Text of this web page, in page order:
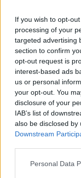
If you wish to opt-
processing of your
targeted advertising
section to confirm
opt-out request is
interest-based ads
us or personal
your opt-out. You
disclosure of your
IAB’s list of
also be disclosed
Downstream
Personal Data
wciąż
Nie
obserwuj
Więcej:
Donald Tusk
Karol Nawrocki